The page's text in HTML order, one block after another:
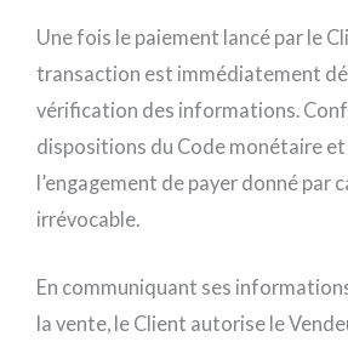
Une fois le paiement lancé par le
transaction est immédiatement
vérification des informations.
dispositions du Code monétaire et
l’engagement de payer donné par
irrévocable.
En communiquant ses
la vente, le Client autorise le